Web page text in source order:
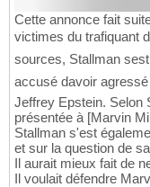
Cette annonce fait
victimes du trafiquant
sources, Stallman
accusé davoir
Jeffrey Epstein. Selon
présentée à [Marvin
Stallman s'est
et sur la question de
Il aurait mieux fait de
Il voulait défendre